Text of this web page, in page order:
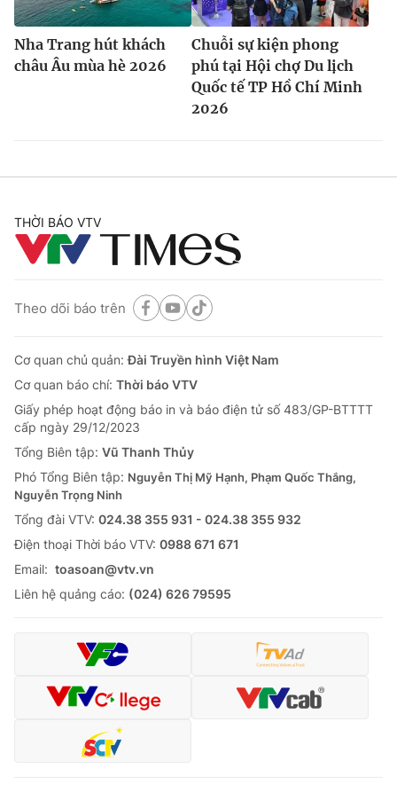
Nha Trang hút khách
châu Âu mùa hè 2026
Chuỗi sự kiện phong
phú tại Hội chợ Du lịch
Quốc tế TP Hồ Chí Minh
2026
THỜI BÁO VTV
Theo dõi báo trên
Cơ quan chủ quản:Đài Truyền hình Việt Nam
Cơ quan báo chí: Thời báo VTV
Giấy phép hoạt động báo in và báo điện tử số 483/GP-BTTTT
cấp ngày 29/12/2023
Tổng Biên tập: Vũ Thanh Thủy
Phó Tổng Biên tập: Nguyễn Thị Mỹ Hạnh, Phạm Quốc Thắng,
Nguyễn Trọng Ninh
Tổng đài VTV: 024.38 355 931 - 024.38 355 932
Ðiện thoại Thời báo VTV: 0988 671 671
Email: toasoan@vtv.vn
Liên hệ quảng cáo: (024) 626 79595